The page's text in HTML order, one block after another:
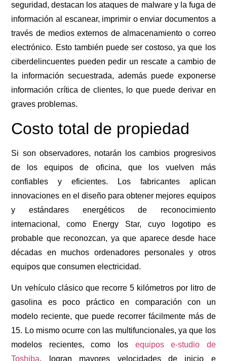
seguridad, destacan los ataques de malware y la fuga de
información al escanear, imprimir o enviar documentos a
través de medios externos de almacenamiento o correo
electrónico. Esto también puede ser costoso, ya que los
ciberdelincuentes pueden pedir un rescate a cambio de
la información secuestrada, además puede exponerse
información crítica de clientes, lo que puede derivar en
graves problemas.
Costo total de propiedad
Si son observadores, notarán los cambios progresivos
de los equipos de oficina, que los vuelven más
confiables y eficientes. Los fabricantes aplican
innovaciones en el diseño para obtener mejores equipos
y estándares energéticos de reconocimiento
internacional, como Energy Star, cuyo logotipo es
probable que reconozcan, ya que aparece desde hace
décadas en muchos ordenadores personales y otros
equipos que consumen electricidad.
Un vehículo clásico que recorre 5 kilómetros por litro de
gasolina es poco práctico en comparación con un
modelo reciente, que puede recorrer fácilmente más de
15. Lo mismo ocurre con las multifuncionales, ya que los
modelos recientes, como los equipos e-studio de
Toshiba, logran mayores velocidades de inicio e